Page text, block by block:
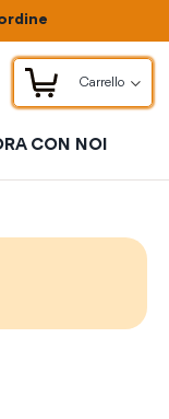
Carrello
Carrello
CON NOI